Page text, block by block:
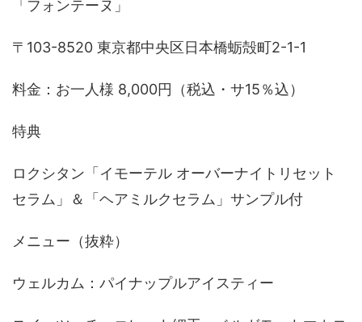
「フォンテーヌ」
〒103-8520 東京都中央区日本橋蛎殻町2-1-1
料金：お一人様 8,000円（税込・サ15％込）
特典
ロクシタン「イモーテル オーバーナイトリセット
セラム」＆「ヘアミルクセラム」サンプル付
メニュー（抜粋）
ウェルカム：パイナップルアイスティー